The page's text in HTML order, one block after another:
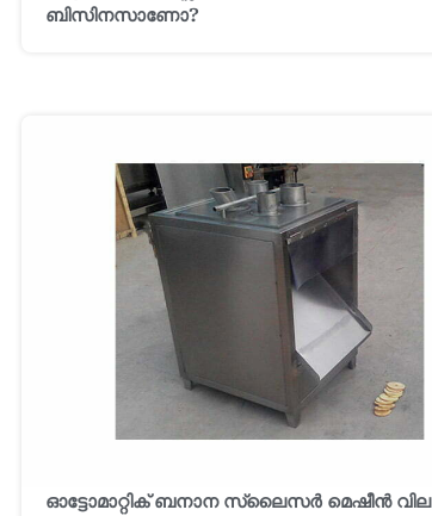
ബിസിനസാണോ?
ഓട്ടോമാറ്റിക് ബനാന സ്ലൈസർ മെഷീൻ വില